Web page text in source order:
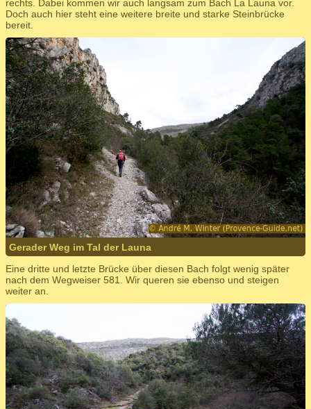
rechts. Dabei kommen wir auch langsam zum Bach La Launa vor.
Doch auch hier steht eine weitere breite und starke Steinbrücke
bereit.
Gerader Weg im Tal der Launa
Eine dritte und letzte Brücke über diesen Bach folgt wenig später
nach dem Wegweiser 581. Wir queren sie ebenso und steigen
weiter an.